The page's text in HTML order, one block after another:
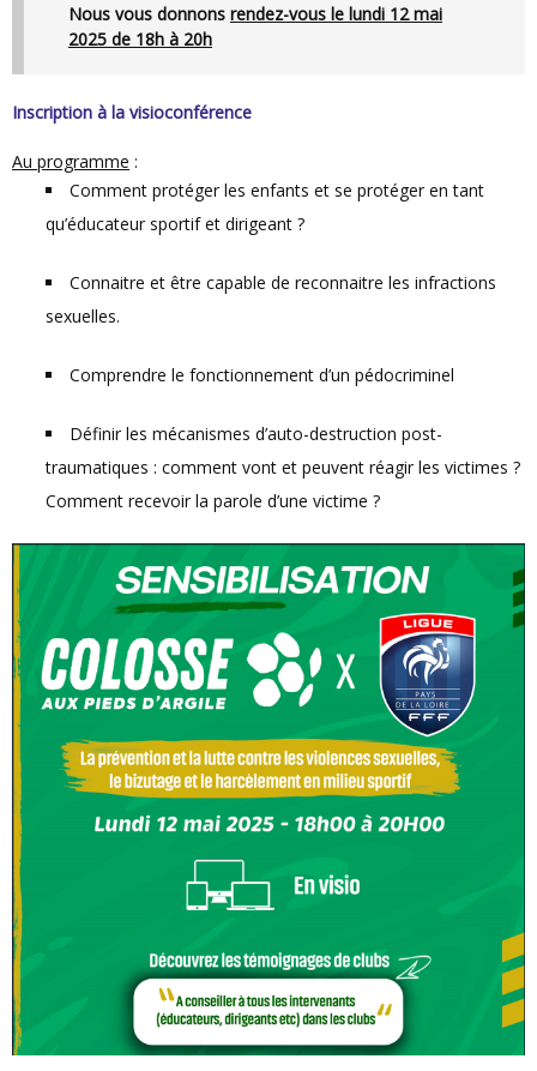
Nous vous donnons rendez-vous le lundi 12 mai
2025 de 18h à 20h
Inscription à la visioconférence
Au programme :
Comment protéger les enfants et se protéger en tant
qu’éducateur sportif et dirigeant ?
Connaitre et être capable de reconnaitre les infractions
sexuelles.
Comprendre le fonctionnement d’un pédocriminel
Définir les mécanismes d’auto-destruction post-
traumatiques : comment vont et peuvent réagir les victimes ?
Comment recevoir la parole d’une victime ?